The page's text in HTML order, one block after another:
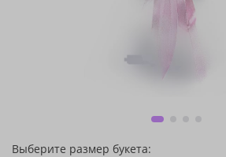
Выберите размер букета: